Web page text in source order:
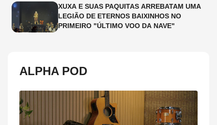
XUXA E SUAS PAQUITAS ARREBATAM UMA
LEGIÃO DE ETERNOS BAIXINHOS NO
PRIMEIRO "ÚLTIMO VOO DA NAVE"
ALPHA POD